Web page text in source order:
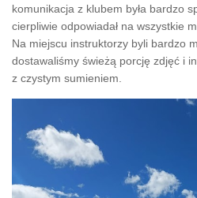
komunikacja z klubem była bardzo
cierpliwie odpowiadał na wszystkie
Na miejscu instruktorzy byli bardzo
dostawaliśmy świeżą porcję zdjęć i
z czystym sumieniem.